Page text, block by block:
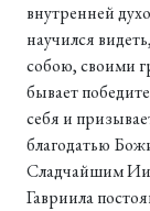
внутренней
научился
собою, своими
бывает
себя и
благодатью
Сладчайшим
Гавриила